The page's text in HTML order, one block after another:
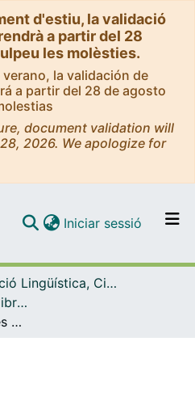
d'estiu, la validació
a partir del 28
les molèsties.
la validación de
a partir del 28 de agosto
document validation will
2026. We apologize for
Navega per tot el DD
Iniciar sessió (current)
Educació Lingüística, Científica i Matemàtica
Llibres / Capítols de llibre (Educació Lingüística, Científica i Matemàtica)
El sistema de creences en la formació del professorat